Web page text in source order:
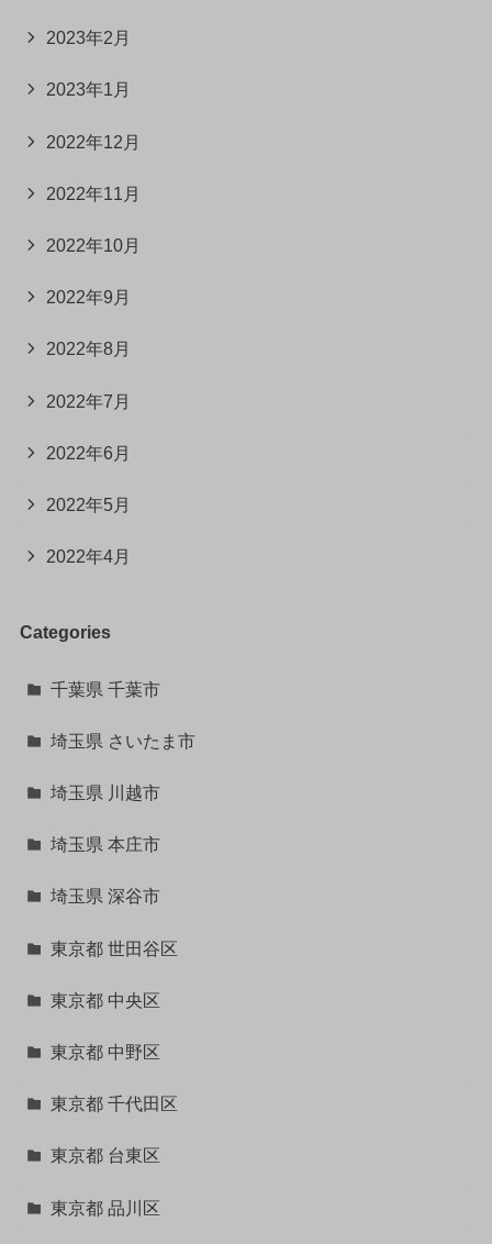
2023年2月
2023年1月
2022年12月
2022年11月
2022年10月
2022年9月
2022年8月
2022年7月
2022年6月
2022年5月
2022年4月
Categories
千葉県 千葉市
埼玉県 さいたま市
埼玉県 川越市
埼玉県 本庄市
埼玉県 深谷市
東京都 世田谷区
東京都 中央区
東京都 中野区
東京都 千代田区
東京都 台東区
東京都 品川区